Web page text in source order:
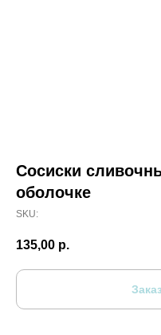
Сосиски
оболочке
SKU:
135,00 р.